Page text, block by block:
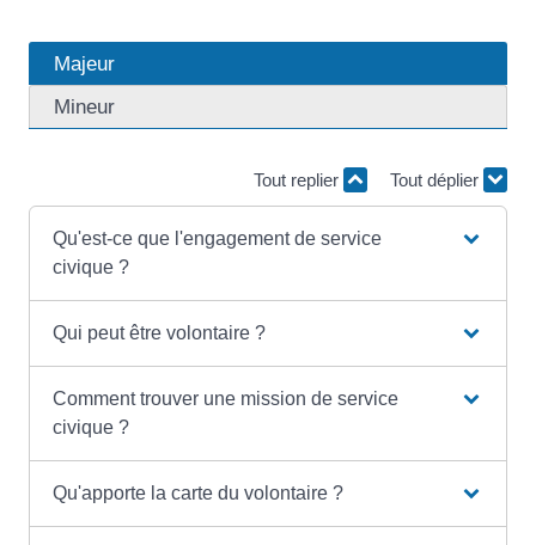
Majeur
Mineur
Tout replier Tout déplier
Qu'est-ce que l'engagement de service
civique ?
Qui peut être volontaire ?
Comment trouver une mission de service
civique ?
Qu'apporte la carte du volontaire ?